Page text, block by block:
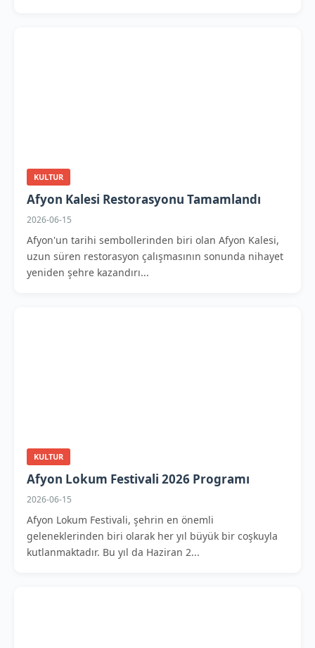
KULTUR
Afyon Kalesi Restorasyonu Tamamlandı
2026-06-15
Afyon'un tarihi sembollerinden biri olan Afyon Kalesi,
uzun süren restorasyon çalışmasının sonunda nihayet
yeniden şehre kazandırı...
KULTUR
Afyon Lokum Festivali 2026 Programı
2026-06-15
Afyon Lokum Festivali, şehrin en önemli
geleneklerinden biri olarak her yıl büyük bir coşkuyla
kutlanmaktadır. Bu yıl da Haziran 2...